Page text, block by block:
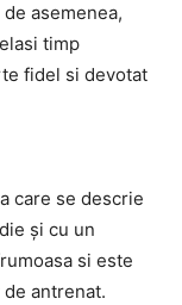
asemenea,
timp
fidel si devotat
care se descrie
și cu un
si este
antrenat.